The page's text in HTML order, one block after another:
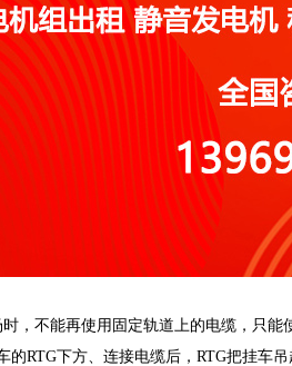
，不能再使用固定轨道上的电缆，只
的RTG下方、连接电缆后，RTG把挂车